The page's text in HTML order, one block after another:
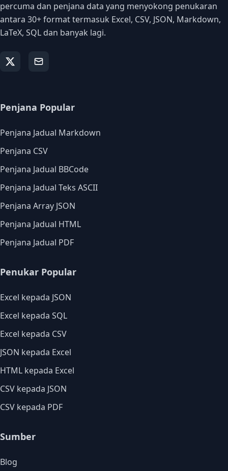
percuma dan penjana data yang menyokong penukaran
antara 30+ format termasuk Excel, CSV, JSON, Markdown,
LaTeX, SQL dan banyak lagi.
Penjana Popular
Penjana Jadual Markdown
Penjana CSV
Penjana Jadual BBCode
Penjana Jadual Teks ASCII
Penjana Array JSON
Penjana Jadual HTML
Penjana Jadual PDF
Penukar Popular
Excel kepada JSON
Excel kepada SQL
Excel kepada CSV
JSON kepada Excel
HTML kepada Excel
CSV kepada JSON
CSV kepada PDF
Sumber
Blog